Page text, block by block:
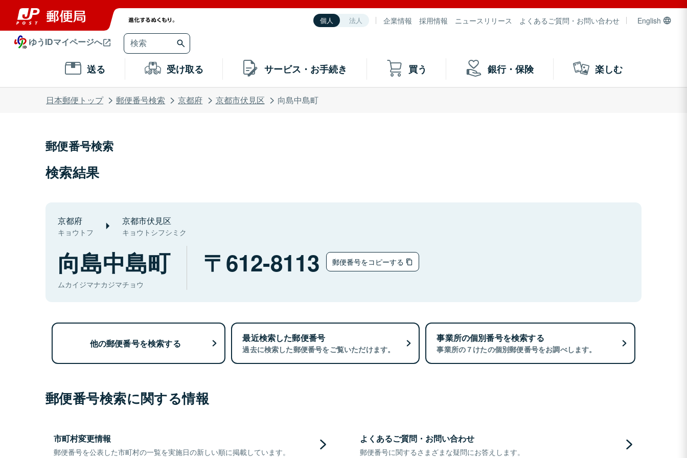
個人 法人 企業情報 採用情報 ニュースリリース よくあるご質問・お問い合わせ English
ゆうIDマイページへ
送る 受け取る サービス・お手続き 買う 銀行・保険 楽しむ
日本郵便トップ 郵便番号検索 京都府 京都市伏見区 向島中島町
郵便番号検索
検索結果
京都府
キョウトフ
京都市伏見区
キョウトシフシミク
向島中島町
ムカイジマナカジマチョウ
612-8113 郵便番号をコピーする
他の郵便番号を検索する 最近検索した郵便番号
過去に検索した郵便番号をご覧いただけます。
事業所の個別番号を検索する
事業所の７けたの個別郵便番号をお調べします。
郵便番号検索に関する情報
市町村変更情報
郵便番号を公表した市町村の一覧を実施日の新しい順に掲載しています。
よくあるご質問・お問い合わせ
郵便番号に関するさまざまな疑問にお答えします。